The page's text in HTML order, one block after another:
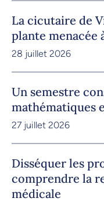
La cicutaire de
plante
28 juillet 2026
Un semestre
mathématiques
27 juillet 2026
Disséquer les
comprendre la
médicale